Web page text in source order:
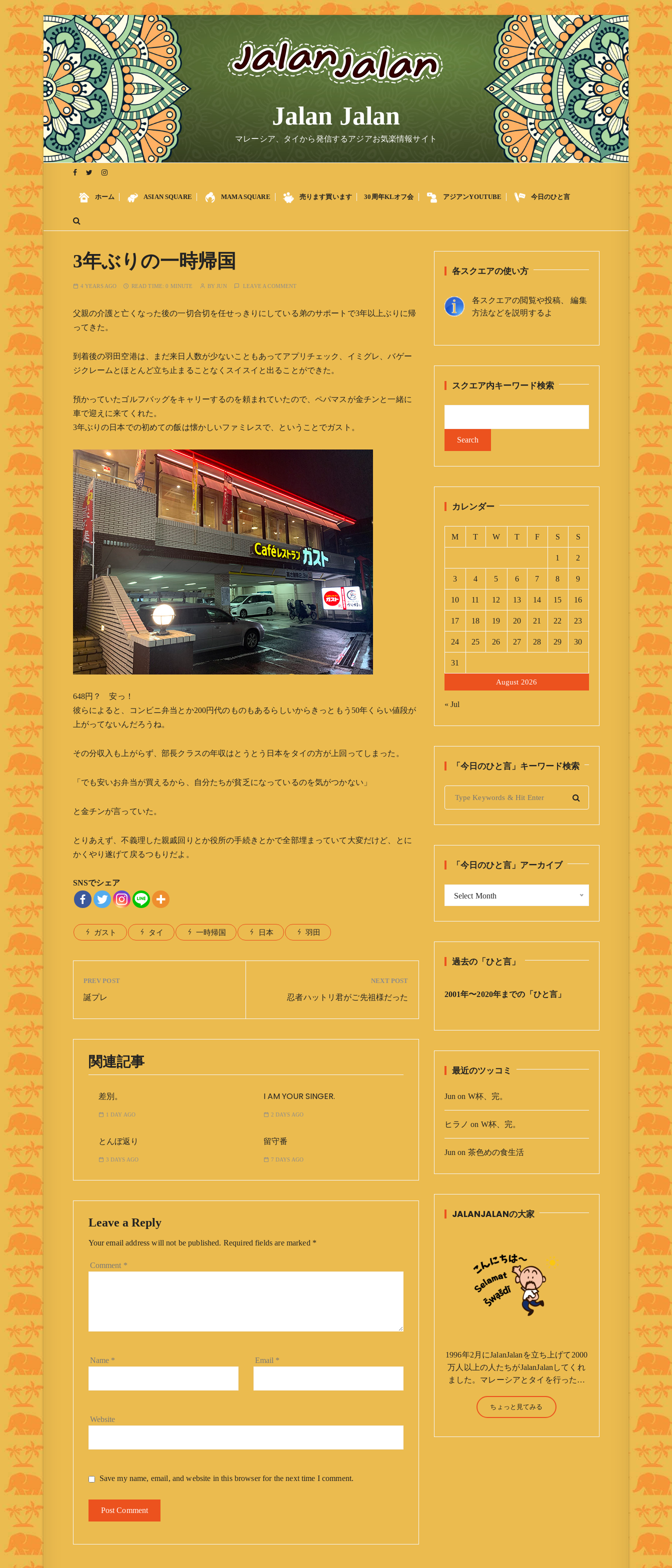
S
k
i
p
t
o
c
o
n
e
n
Jalan Jalan
マレーシア、タイから発信するアジアお気楽情報サイト
ホーム ASIAN SQUARE MAMA SQUARE 売ります買います 30周年KLオフ会 アジアンYOUTUBE 今日のひと言
3年ぶりの一時帰国
4 YEARS AGO READ TIME:0 MINUTE BYJUN LEAVE A COMMENT
父親の介護と亡くなった後の一切合切を任せっきりにしている弟のサポートで3年以上ぶりに帰
ってきた。
到着後の羽田空港は、まだ来日人数が少ないこともあってアプリチェック、イミグレ、バゲー
ジクレームとほとんど立ち止まることなくスイスイと出ることができた。
預かっていたゴルフバッグをキャリーするのを頼まれていたので、ペパマスが金チンと一緒に
車で迎えに来てくれた。
3年ぶりの日本での初めての飯は懐かしいファミレスで、ということでガスト。
648円？ 安っ！
彼らによると、コンビニ弁当とか200円代のものもあるらしいからきっともう50年くらい値段が
上がってないんだろうね。
その分収入も上がらず、部長クラスの年収はとうとう日本をタイの方が上回ってしまった。
「でも安いお弁当が買えるから、自分たちが貧乏になっているのを気がつかない」
と金チンが言っていた。
とりあえず、不義理した親戚回りとか役所の手続きとかで全部埋まっていて大変だけど、とに
かくやり遂げて戻るつもりだよ。
SNSでシェア
ガスト タイ 一時帰国 日本 羽田
PREV POST
誕プレ
NEXT POST
忍者ハットリ君がご先祖様だった
関連記事
差別。
1 DAY AGO
I AM YOUR SINGER.
2 DAYS AGO
とんぼ返り
3 DAYS AGO
留守番
7 DAYS AGO
Leave a Reply
Your email address will not be published. Required fields are marked *
Comment *
Name * Email *
Website
Save my name, email, and website in this browser for the next time I comment.
各スクエアの使い方
各スクエアの閲覧や投稿、 編集
方法などを説明するよ
スクエア内キーワード検索
カレンダー
August 2026
M T W T F S S
1 2
3 4 5 6 7 8 9
10 11 12 13 14 15 16
17 18 19 20 21 22 23
24 25 26 27 28 29 30
31
« Jul
「今日のひと言」キーワード検索
「今日のひと言」アーカイブ
ひ
言
ア
Select Month
過去の「ひと言」
2001年〜2020年までの「ひと言」
最近のツッコミ
Jun on W杯、完。
ヒラノ on W杯、完。
Jun on 茶色めの食生活
JALANJALANの大家
1996年2月にJalanJalanを立ち上げて2000
万人以上の人たちがJalanJalanしてくれ
ました。マレーシアとタイを行ったり
に鼻くそほじりながらやってます。 山
森 淳（Jun Yamamori） 生年月
ちょっと見てみる